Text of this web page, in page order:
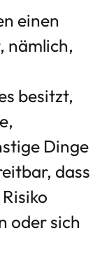
einen
nämlich,
besitzt,
Dinge
dass
oder sich